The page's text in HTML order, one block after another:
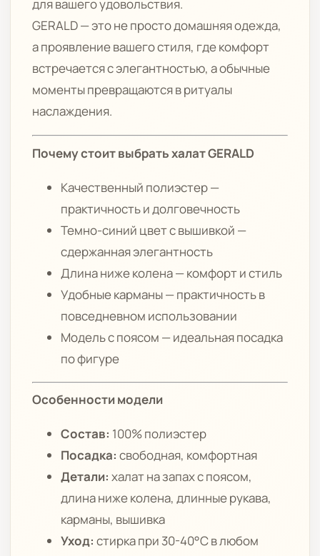
для вашего удовольствия.
GERALD — это не просто домашняя одежда,
а проявление вашего стиля, где комфорт
встречается с элегантностью, а обычные
моменты превращаются в ритуалы
наслаждения.
Почему стоит выбрать халат GERALD
Качественный полиэстер —
практичность и долговечность
Темно-синий цвет с вышивкой —
сдержанная элегантность
Длина ниже колена — комфорт и стиль
Удобные карманы — практичность в
повседневном использовании
Модель с поясом — идеальная посадка
по фигуре
Особенности модели
Состав: 100% полиэстер
Посадка: свободная, комфортная
Детали: халат на запах с поясом,
длина ниже колена, длинные рукава,
карманы, вышивка
Уход: стирка при 30-40°C в любом